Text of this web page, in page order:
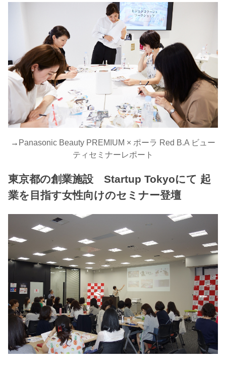
→ Panasonic Beauty PREMIUM × ポーラ Red B.A ビュー
ティセミナーレポート
東京都の創業施設 Startup Tokyoにて 起
業を目指す女性向けのセミナー登壇